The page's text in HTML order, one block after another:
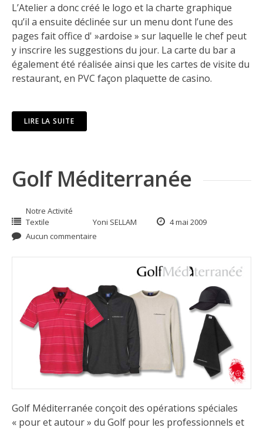
L’Atelier a donc créé le logo et la charte graphique
qu’il a ensuite déclinée sur un menu dont l’une des
pages fait office d' »ardoise » sur laquelle le chef peut
y inscrire les suggestions du jour. La carte du bar a
également été réalisée ainsi que les cartes de visite du
restaurant, en PVC façon plaquette de casino.
LIRE LA SUITE
Golf Méditerranée
Notre Activité
Textile
Yoni SELLAM
4 mai 2009
Aucun commentaire
Golf Méditerranée conçoit des opérations spéciales
« pour et autour » du Golf pour les professionnels et